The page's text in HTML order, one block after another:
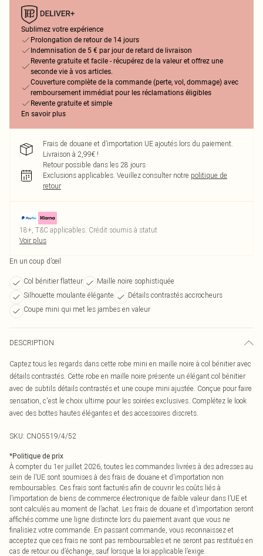
Sublimez votre expérience
Prolongation de retour de 14 jours
Indemnisation de 5 € par jour de retard de livraison
Revente gratuite et facile - récupérez de la valeur et offrez une
seconde vie à vos articles.
Couverture complète de la commande (perte, vol, dommage) avec
remboursement immédiat pour les réclamations éligibles
Revente gratuite et simple
En savoir plus
Frais de douane et d’importation UE ajoutés lors du paiement.
Livraison à 2,99€ !
Retour possible dans les 28 jours
Exclusions applicables. Veuillez consulter notre politique de
retour
18+, T&C applicables. Crédit soumis à statut
Voir plus
En un coup d’œil
Col bénitier flatteur
Maille noire sophistiquée
Silhouette moulante élégante
Détails contrastés accrocheurs
Coupe mini qui met les jambes en valeur
DESCRIPTION
Captez tous les regards dans cette robe mini en maille noire à col bénitier avec
détails contrastés. Cette robe en maille noire présente un élégant col bénitier
avec de subtils détails contrastés et une coupe mini ajustée. Conçue pour faire
sensation, c'est le choix ultime pour les soirées exclusives. Complétez le look
avec des bottes hautes élégantes et des accessoires discrets.
SKU: CNO5519/4/52
*Politique de prix
À compter du 1er juillet 2026, toutes les commandes livrées à des adresses au
sein de l’UE sont soumises à des frais de douane et d’importation non
remboursables. Ces frais sont facturés afin de couvrir les coûts liés à
l’importation de biens de commerce électronique de faible valeur dans l’UE et
sont calculés au moment de l’achat. Les frais de douane et d’importation seront
affichés comme une ligne distincte lors du paiement avant que vous ne
finalisiez votre commande. En passant commande, vous reconnaissez et
acceptez que ces frais ne sont pas remboursables et ne seront pas restitués en
cas de retour ou d’échange, sauf lorsque la loi applicable l’exige.